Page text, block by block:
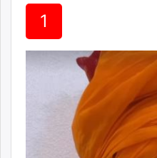
zarig.mn
today.mn
zuv.mn
shudarga.mn
1